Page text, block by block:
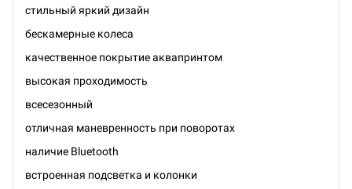
стильный яркий дизайн
бескамерные колеса
качественное покрытие аквапринтом
высокая проходимость
всесезонный
отличная маневренность при поворотах
наличие Bluetooth
встроенная подсветка и колонки